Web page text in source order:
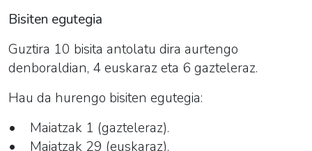
Bisiten egutegia
Guztira 10 bisita antolatu dira aurtengo
denboraldian, 4 euskaraz eta 6 gazteleraz.
Hau da hurengo bisiten egutegia:
• Maiatzak 1 (gazteleraz).
• Maiatzak 29 (euskaraz).